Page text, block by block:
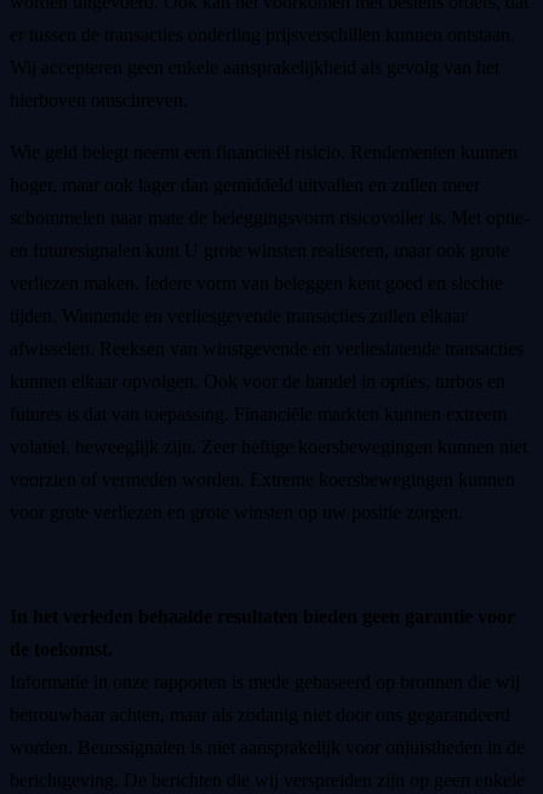
er tussen de transacties onderling prijsverschillen kunnen ontstaan.
Wij accepteren geen enkele aansprakelijkheid als gevolg van het
hierboven omschreven.
Wie geld belegt neemt een financieël risicio. Rendementen kunnen
hoger, maar ook lager dan gemiddeld uitvallen en zullen meer
schommelen naar mate de beleggingsvorm risicovoller is. Met optie-
en futuresignalen kunt U grote winsten realiseren, maar ook grote
verliezen maken. Iedere vorm van beleggen kent goed en slechte
tijden. Winnende en verliesgevende transacties zullen elkaar
afwisselen. Reeksen van winstgevende en verlieslatende transacties
kunnen elkaar opvolgen. Ook voor de handel in opties, turbos en
futures is dat van toepassing. Financiële markten kunnen extreem
volatiel, beweeglijk zijn. Zeer heftige koersbewegingen kunnen niet
voorzien of vermeden worden. Extreme koersbewegingen kunnen
voor grote verliezen en grote winsten op uw positie zorgen.
In het verleden behaalde resultaten bieden geen garantie voor
de toekomst.
Informatie in onze rapporten is mede gebaseerd op bronnen die wij
betrouwbaar achten, maar als zodanig niet door ons gegarandeerd
worden. Beurssignalen is niet aansprakelijk voor onjuistheden in de
berichtgeving. De berichten die wij verspreiden zijn op geen enkele